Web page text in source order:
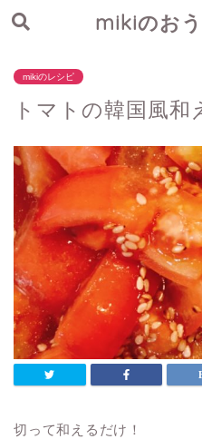
mikiのお
mikiのレシピ
トマトの韓国風和
切って和えるだけ！